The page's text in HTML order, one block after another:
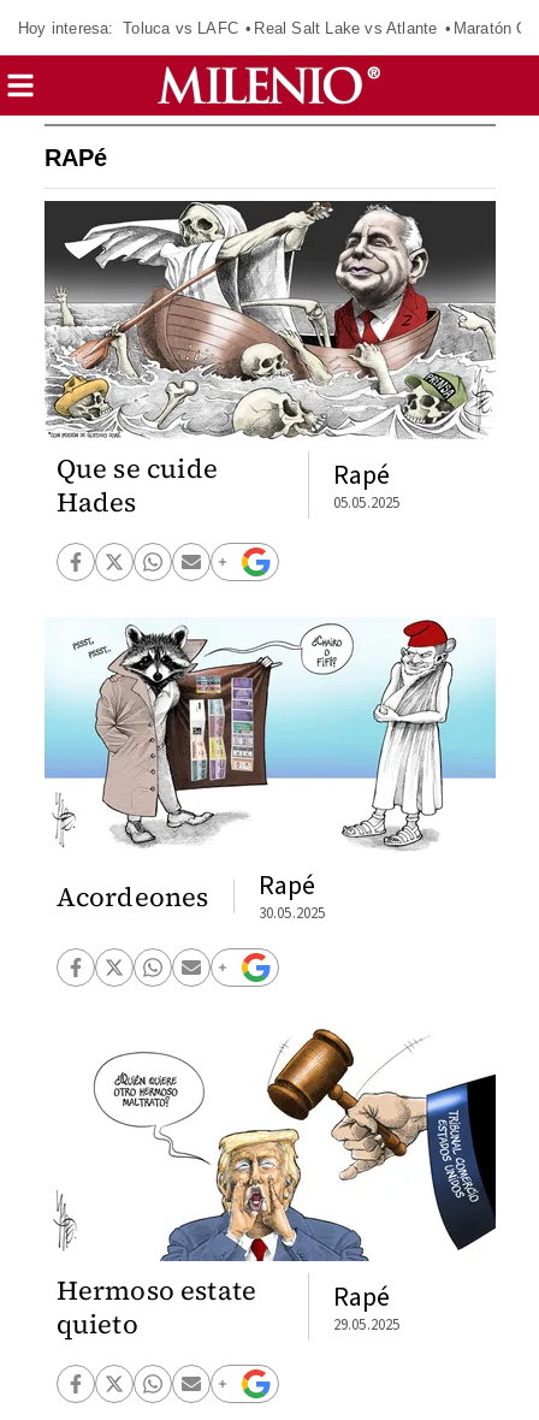
Hoy interesa: Toluca vs LAFC Real Salt Lake vs Atlante Maratón
RAPé
Que se cuide
Hades
Rapé
05.05.2025
Acordeones Rapé
30.05.2025
Hermoso estate
quieto
Rapé
29.05.2025